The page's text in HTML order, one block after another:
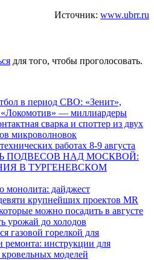
Источник: www.ubrr.ru
для того, чтобы проголосовать.
в период СВО: «Зенит»,
«Локомотив» — миллиардеры
сварка и споттер из двух
микроволновок
работах 8-9 августа
ПОДВЕСОВ НАД МОСКВОЙ:
В ТУРГЕНЕВСКОМ
монолита: дайджест
крупнейших проектов MR
можно посадить в августе
урожай до холодов
газовой горелкой для
ремонта: инструкции для
моделей